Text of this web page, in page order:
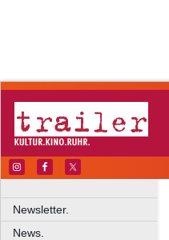
Newsletter.
News.